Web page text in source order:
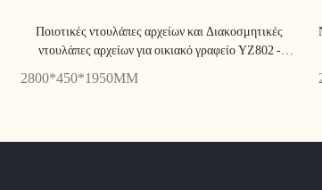
Ποιοτικές ντουλάπες αρχείων και Διακοσμητικές
ντουλάπες αρχείων για οικιακό γραφείο YZ802 -
2800*450*1950MM